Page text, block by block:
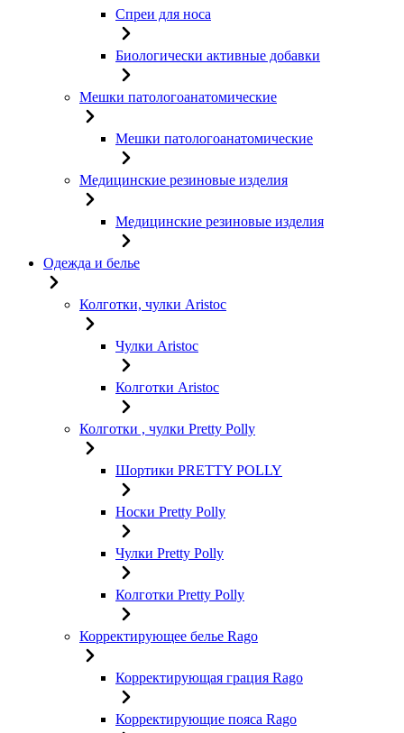
Спреи для носа
Биологически активные добавки
Мешки патологоанатомические
Мешки патологоанатомические
Медицинские резиновые изделия
Медицинские резиновые изделия
Одежда и белье
Колготки, чулки Aristoc
Чулки Aristoc
Колготки Aristoc
Колготки , чулки Pretty Polly
Шортики PRETTY POLLY
Носки Pretty Polly
Чулки Pretty Polly
Колготки Pretty Polly
Корректирующее белье Rago
Корректирующая грация Rago
Корректирующие пояса Rago